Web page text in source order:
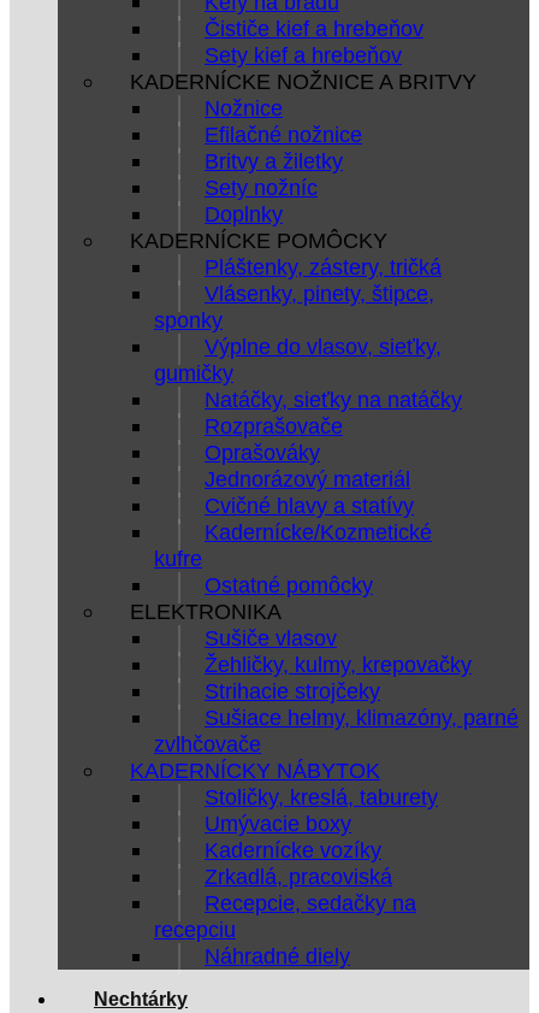
Čističe kief a hrebeňov
Sety kief a hrebeňov
KADERNÍCKE NOŽNICE A BRITVY
Nožnice
Efilačné nožnice
Britvy a žiletky
Sety nožníc
Doplnky
KADERNÍCKE POMÔCKY
Pláštenky, zástery, tričká
Vlásenky, pinety, štipce,
sponky
Výplne do vlasov, sieťky,
gumičky
Natáčky, sieťky na natáčky
Rozprašovače
Oprašováky
Jednorázový materiál
Cvičné hlavy a statívy
Kadernícke/Kozmetické
kufre
Ostatné pomôcky
ELEKTRONIKA
Sušiče vlasov
Žehličky, kulmy, krepovačky
Strihacie strojčeky
Sušiace helmy, klimazóny, parné
zvlhčovače
KADERNÍCKY NÁBYTOK
Stoličky, kreslá, taburety
Umývacie boxy
Kadernícke vozíky
Zrkadlá, pracoviská
Recepcie, sedačky na
recepciu
Náhradné diely
Nechtárky